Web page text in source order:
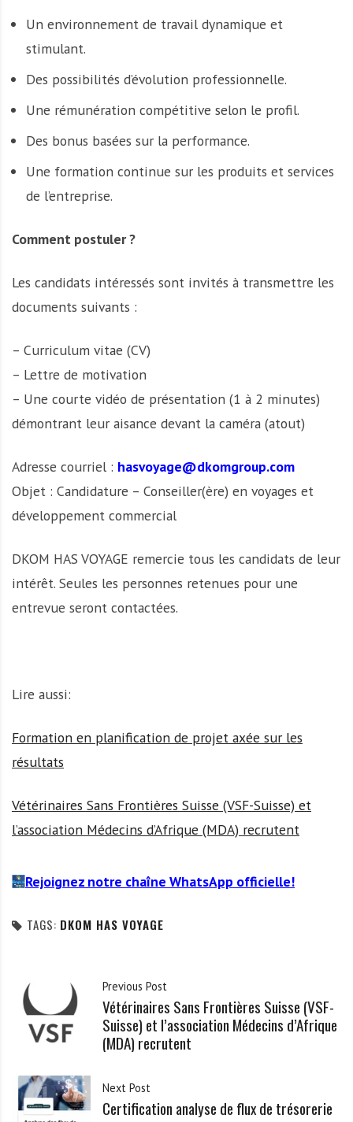
Un environnement de travail dynamique et
stimulant.
Des possibilités d’évolution professionnelle.
Une rémunération compétitive selon le profil.
Des bonus basées sur la performance.
Une formation continue sur les produits et services
de l’entreprise.
Comment postuler ?
Les candidats intéressés sont invités à transmettre les
documents suivants :
– Curriculum vitae (CV)
– Lettre de motivation
– Une courte vidéo de présentation (1 à 2 minutes)
démontrant leur aisance devant la caméra (atout)
Adresse courriel : hasvoyage@dkomgroup.com
Objet : Candidature – Conseiller(ère) en voyages et
développement commercial
DKOM HAS VOYAGE remercie tous les candidats de leur
intérêt. Seules les personnes retenues pour une
entrevue seront contactées.
Lire aussi:
Formation en planification de projet axée sur les
résultats
Vétérinaires Sans Frontières Suisse (VSF-Suisse) et
l’association Médecins d’Afrique (MDA) recrutent
Rejoignez notre chaîne WhatsApp officielle!
TAGS: DKOM HAS VOYAGE
Previous Post
Vétérinaires Sans Frontières Suisse (VSF-
Suisse) et l’association Médecins d’Afrique
(MDA) recrutent
Next Post
Certification analyse de flux de trésorerie